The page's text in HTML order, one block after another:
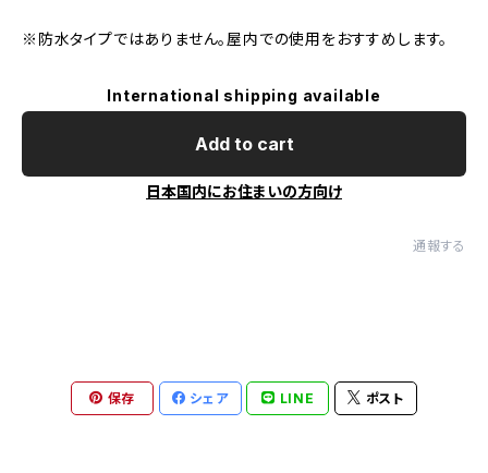
※防水タイプではありません。屋内での使用をおすすめします。
International shipping available
Add to cart
日本国内にお住まいの方向け
通報する
保存 シェア LINE ポスト